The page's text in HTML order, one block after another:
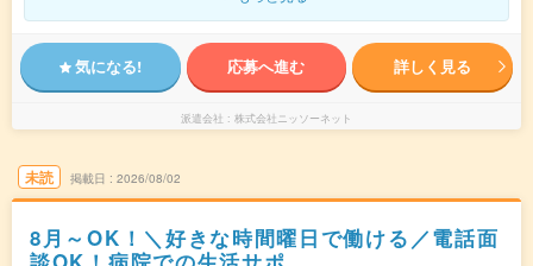
気になる! 応募へ進む 詳しく見る
派遣会社 株式会社ニッソーネット
未読 掲載日 2026/08/02
8月～OK！＼好きな時間曜日で働ける／電話面